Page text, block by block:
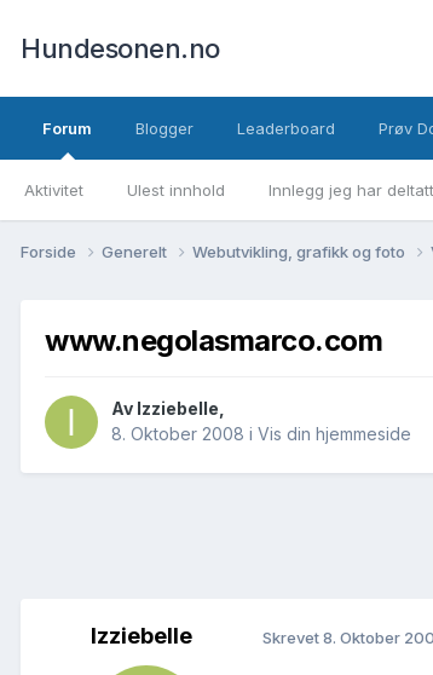
Hundesonen.no
Forum
Aktivitet Ulest innhold Innlegg jeg har
Blogger Leaderboard Prøv
Forside Generelt Webutvikling, grafikk og foto
www.negolasmarco.com
Av Izziebelle
8. Oktober 2008 i Vis din hjemmeside
Izziebelle Skrevet8. Oktober